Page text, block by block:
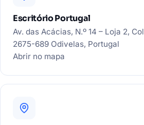
Escritório Portugal
Av. das Acácias, N.º 14 – Loja 2,
2675-689 Odivelas, Portugal
Abrir no mapa